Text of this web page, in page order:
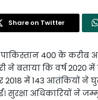
Share on Twitter
400 के करीब
ने बताया कि वर्ष
में 143 आतंकियों ने
सुरक्षा अधिकारियों ने